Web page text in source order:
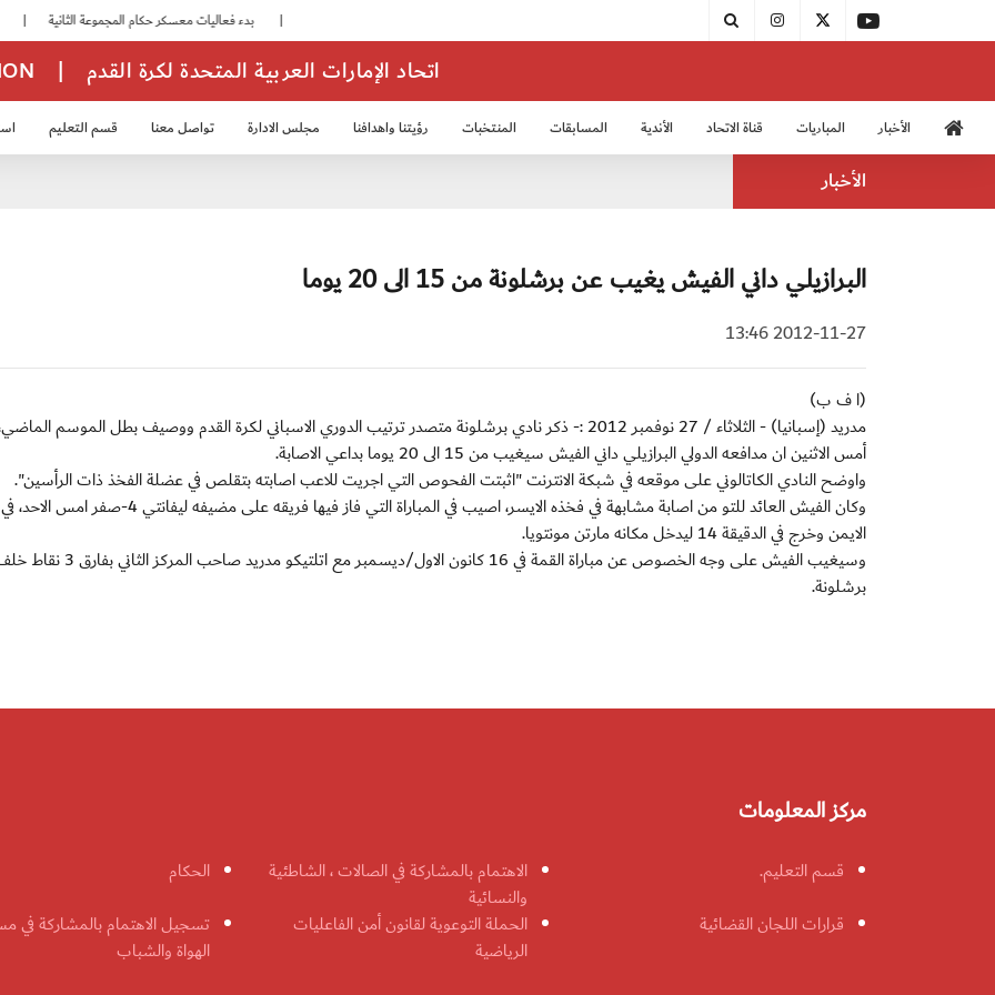
| اتحاد الإمارات العربية المتحدة لكرة القدم
الأخبار المباريات قناة الاتحاد الأندية المسابقات المنتخبات رؤيتنا واهدافنا مجلس الادارة تواصل معنا قسم التعليم
الأخبار
البرازيلي داني الفيش يغيب عن برشلونة من 15 الى 20 يوما
2012-11-27 13:46
(ا ف ب)
مدريد (إسبانيا) - الثلاثاء / 27 نوفمبر 2012 :- ذكر نادي برشلونة متصدر ترتيب الدوري الاسباني لكرة القدم ووصيف بطل الموسم
أمس الاثنين ان مدافعه الدولي البرازيلي داني الفيش سيغيب من 15 الى 20 يوما بداعي الاصابة.
واوضح النادي الكاتالوني على موقعه في شبكة الانترنت "اثبتت الفحوص التي اجريت للاعب اصابته بتقلص في عضلة الفخذ ذات الرأسين".
وكان الفيش العائد للتو من اصابة مشابهة في فخذه الايسر، اصيب في المباراة التي فاز فيها فريقه على
الايمن وخرج في الدقيقة 14 ليدخل مكانه مارتن مونتويا.
وسيغيب الفيش على وجه الخصوص عن مباراة القمة في 16 كانون الاول/ديسمبر مع اتلتيكو مدريد صاحب المركز
برشلونة.
مركز المعلومات
قسم التعليم.
الاهتمام بالمشاركة في الصالات ، الشاطئية
والنسائية
الحكام
قرارات اللجان القضائية
الحملة التوعوية لقانون أمن الفاعليات
الرياضية
تسجيل الاهتمام بالمشاركة في
الهواة والشباب